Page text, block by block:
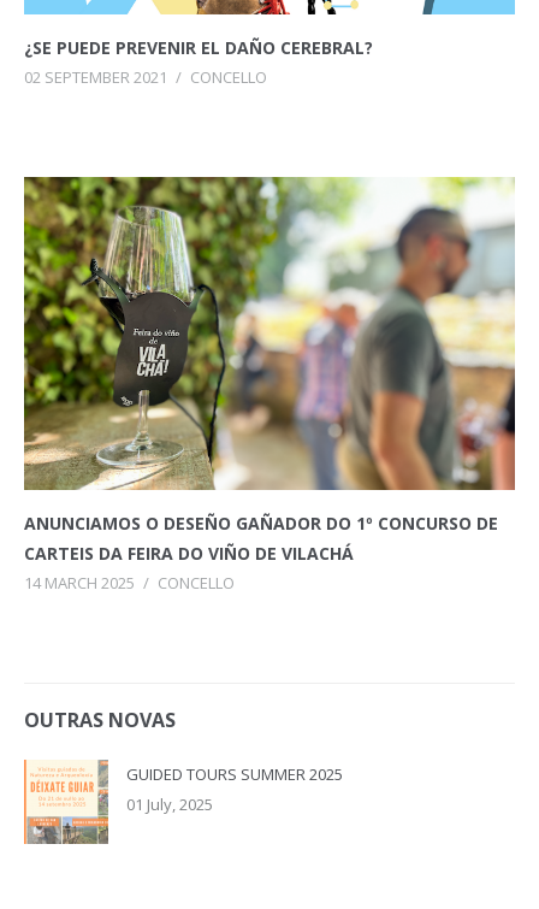
¿SE PUEDE PREVENIR EL DAÑO CEREBRAL?
02 SEPTEMBER 2021 / CONCELLO
ANUNCIAMOS O DESEÑO GAÑADOR DO 1º CONCURSO DE
CARTEIS DA FEIRA DO VIÑO DE VILACHÁ
14 MARCH 2025 / CONCELLO
OUTRAS NOVAS
GUIDED TOURS SUMMER 2025
01 July, 2025